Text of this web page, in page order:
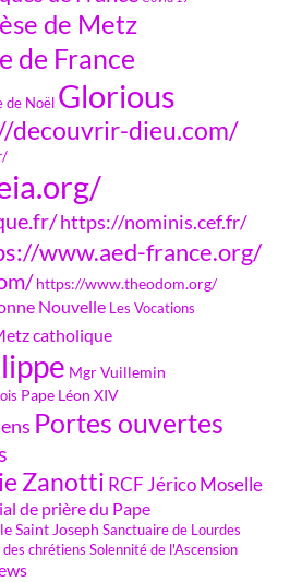
de Metz
de France
de Noël Glorious
decouvrir-dieu.com/
https://nominis.cef.fr/
www.aed-france.org/
https://www.theodom.org/
Nouvelle Les Vocations
catholique
Mgr Vuillemin
Pape Léon XIV
Portes ouvertes
Zanotti RCF Jérico Moselle
de prière du Pape
Saint Joseph Sanctuaire de Lourdes
chrétiens Solennité de l'Ascension